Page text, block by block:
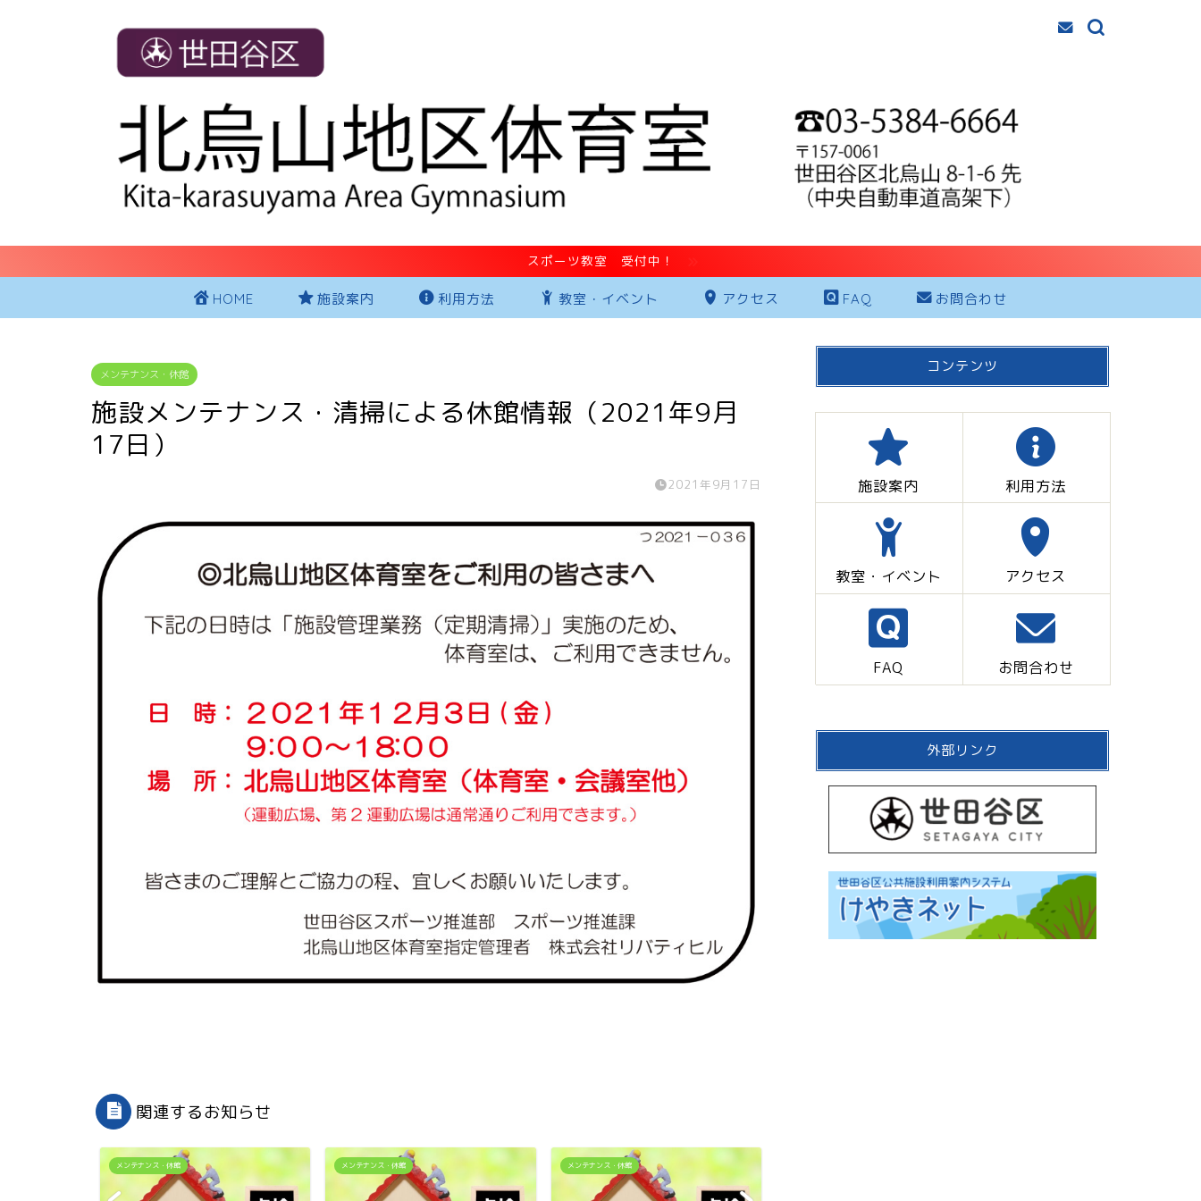
スポーツ教室 受付中！
HOME 施設案内 利用方法 教室・イベント アクセス FAQ お問合わせ
メンテナンス・休館
施設メンテナンス・清掃による休館情報（2021年9月
17日）
2021年9月17日
関連するお知らせ
メンテナンス・休館 メンテナンス・休館 メンテナンス・休館
コンテンツ
施設案内 利用方法
教室・イベント アクセス
FAQ お問合わせ
外部リンク